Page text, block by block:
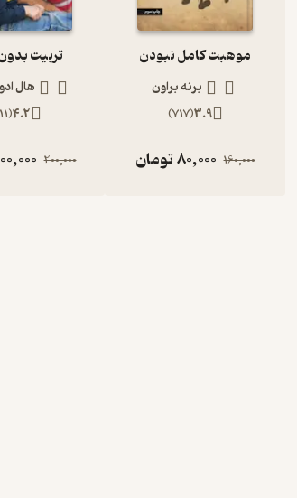
موهبت کامل نبودن
برنه براون
3.9
(
717
)
160,000
80,000تومان
تربیت
هال
4.2
(
200,000